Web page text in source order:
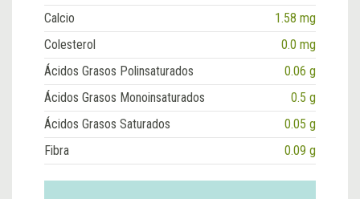
Calcio
1.58 mg
Colesterol
0.0 mg
Ácidos Grasos Polinsaturados
0.06 g
Ácidos Grasos Monoinsaturados
0.5 g
Ácidos Grasos Saturados
0.05 g
Fibra
0.09 g